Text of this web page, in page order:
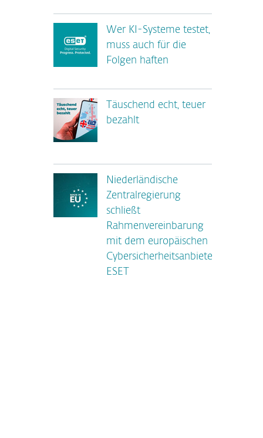
Wer KI-Systeme testet,
muss auch für die
Folgen haften
Täuschend echt, teuer
bezahlt
Niederländische
Zentralregierung
schließt
Rahmenvereinbarung
mit dem europäischen
Cybersicherheitsanbieter
ESET